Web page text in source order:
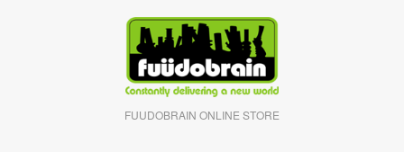
FUUDOBRAIN ONLINE STORE